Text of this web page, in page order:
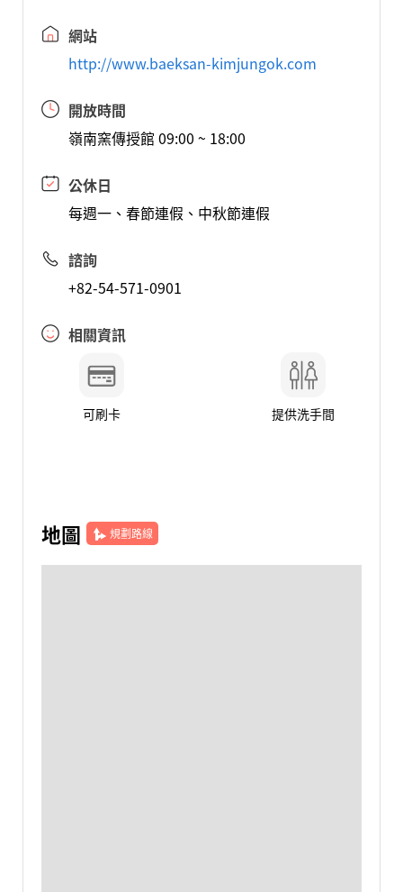
網站
http://www.baeksan-kimjungok.com
開放時間
嶺南窯傳授館 09:00 ~ 18:00
公休日
每週一、春節連假、中秋節連假
諮詢
+82-54-571-0901
相關資訊
可刷卡 提供洗手間
地圖 規劃路線